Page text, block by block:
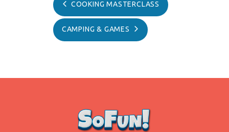
COOKING MASTERCLASS
CAMPING & GAMES